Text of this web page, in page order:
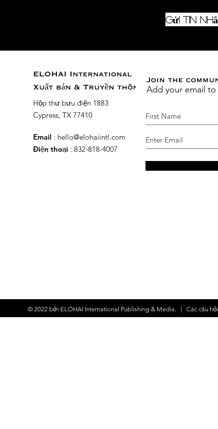
Gửi tin
ELOHAI International
Xuất bản & Truyền thông
Hộp thư bưu điện 1883
Cypress, TX 77410
Email : hello@elohaiintl.com
Điện thoại : 832-818-4007
Join the
Add your email
© 2022 bởi ELOHAI International Publishing & Media. | Cáccâu